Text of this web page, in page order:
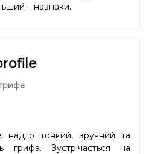
– навпаки.
тонкий, зручний та
грифа. Зустрічається на